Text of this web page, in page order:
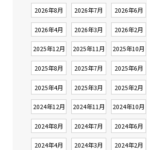
2026年8月 2026年7月 2026年6月
2026年4月 2026年3月 2026年2月
2025年12月 2025年11月 2025年10月
2025年8月 2025年7月 2025年6月
2025年4月 2025年3月 2025年2月
2024年12月 2024年11月 2024年10月
2024年8月 2024年7月 2024年6月
2024年4月 2024年3月 2024年2月